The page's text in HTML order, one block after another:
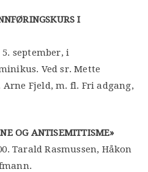
I
september, i
Ved sr. Mette
Fjeld, m. fl. Fri adgang,
OG ANTISEMITTISME»
Tarald Rasmussen, Håkon